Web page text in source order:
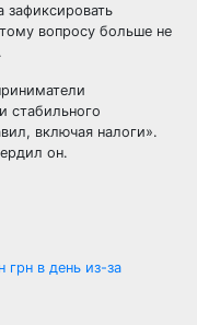
вопросу больше не
стабильного
включая налоги».
он.
в день из-за